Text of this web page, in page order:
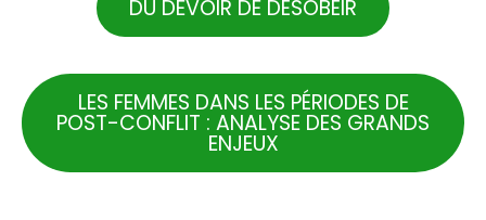
DU DEVOIR DE DÉSOBÉIR
LES FEMMES DANS LES PÉRIODES DE
POST-CONFLIT : ANALYSE DES GRANDS
ENJEUX